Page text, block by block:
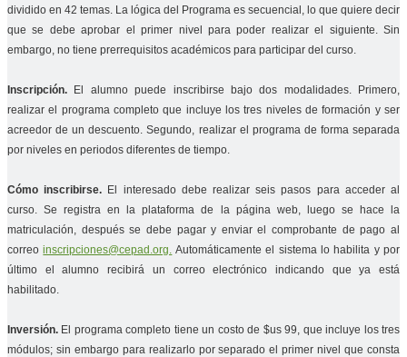
dividido en 42 temas. La lógica del Programa es secuencial, lo que quiere decir
que se debe aprobar el primer nivel para poder realizar el siguiente. Sin
embargo, no tiene prerrequisitos académicos para participar del curso.
Inscripción. El alumno puede inscribirse bajo dos modalidades. Primero,
realizar el programa completo que incluye los tres niveles de formación y ser
acreedor de un descuento. Segundo, realizar el programa de forma separada
por niveles en periodos diferentes de tiempo.
Cómo inscribirse. El interesado debe realizar seis pasos para acceder al
curso. Se registra en la plataforma de la página web, luego se hace la
matriculación, después se debe pagar y enviar el comprobante de pago al
correoinscripciones@cepad.org. Automáticamente el sistema lo habilita y por
último el alumno recibirá un correo electrónico indicando que ya está
habilitado.
Inversión. El programa completo tiene un costo de $us 99, que incluye los tres
módulos; sin embargo para realizarlo por separado el primer nivel que consta